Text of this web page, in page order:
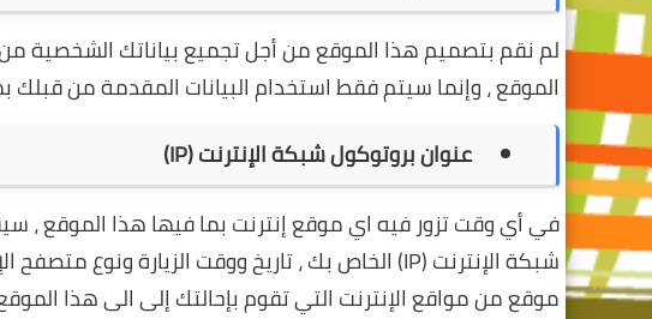
لم نقم بتصميم هذا الموقع من أجل تجميع بياناتك الشخصية
الموقع ، وإنما سيتم فقط استخدام البيانات المقدمة من
عنوان بروتوكول شبكة الإنترنت (IP)
في أي وقت تزور فيه اي موقع إنترنت بما فيها هذا الموقع ،
موقع من مواقع الإنترنت التي تقوم بإحالتك إلى الى هذا